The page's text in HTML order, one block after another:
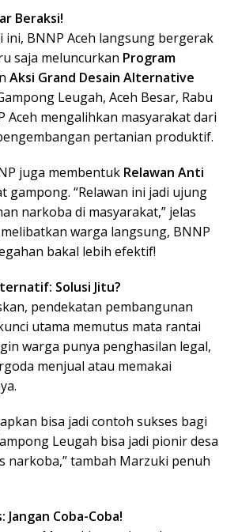
Beraksi!
ini, BNNP Aceh langsung bergerak
saja meluncurkan Program
Aksi Grand Desain Alternative
Leugah, Aceh Besar, Rabu
Aceh mengalihkan masyarakat dari
pertanian produktif.
juga membentuk Relawan Anti
gampong. “Relawan ini jadi ujung
narkoba di masyarakat,” jelas
warga langsung, BNNP
bakal lebih efektif!
Solusi Jitu?
pendekatan pembangunan
utama memutus mata rantai
warga punya penghasilan legal,
menjual atau memakai
bisa jadi contoh sukses bagi
Leugah bisa jadi pionir desa
narkoba,” tambah Marzuki penuh
Coba-Coba!